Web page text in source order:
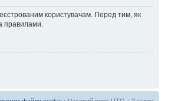
користувачам. Перед тим, як
правилами.